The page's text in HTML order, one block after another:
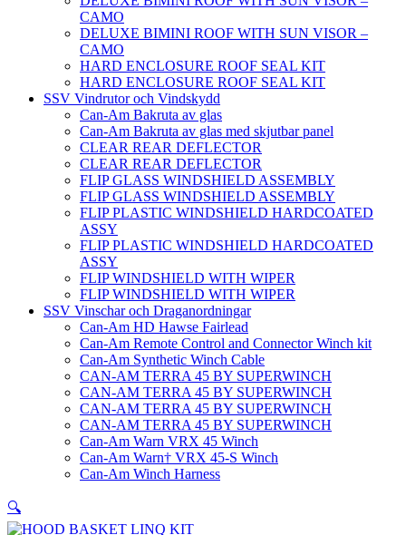
CAMO
DELUXE BIMINI ROOF WITH SUN VISOR –
CAMO
HARD ENCLOSURE ROOF SEAL KIT
HARD ENCLOSURE ROOF SEAL KIT
SSV Vindrutor och Vindskydd
Can-Am Bakruta av glas
Can-Am Bakruta av glas med skjutbar panel
CLEAR REAR DEFLECTOR
CLEAR REAR DEFLECTOR
FLIP GLASS WINDSHIELD ASSEMBLY
FLIP GLASS WINDSHIELD ASSEMBLY
FLIP PLASTIC WINDSHIELD HARDCOATED
ASSY
FLIP PLASTIC WINDSHIELD HARDCOATED
ASSY
FLIP WINDSHIELD WITH WIPER
FLIP WINDSHIELD WITH WIPER
SSV Vinschar och Draganordningar
Can-Am HD Hawse Fairlead
Can-Am Remote Control and Connector Winch kit
Can-Am Synthetic Winch Cable
CAN-AM TERRA 45 BY SUPERWINCH
CAN-AM TERRA 45 BY SUPERWINCH
CAN-AM TERRA 45 BY SUPERWINCH
CAN-AM TERRA 45 BY SUPERWINCH
Can-Am Warn VRX 45 Winch
Can-Am Warn† VRX 45-S Winch
Can-Am Winch Harness
🔍